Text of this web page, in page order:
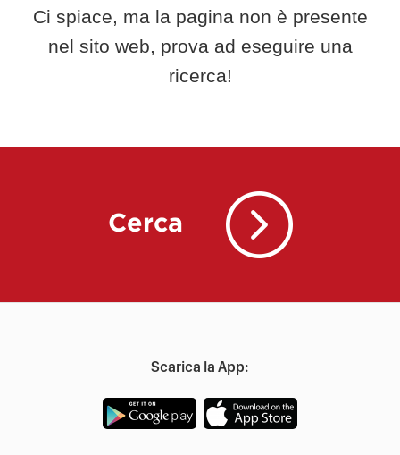
Ci spiace, ma la pagina non è presente
nel sito web, prova ad eseguire una
ricerca!
Cerca
Scarica la App: